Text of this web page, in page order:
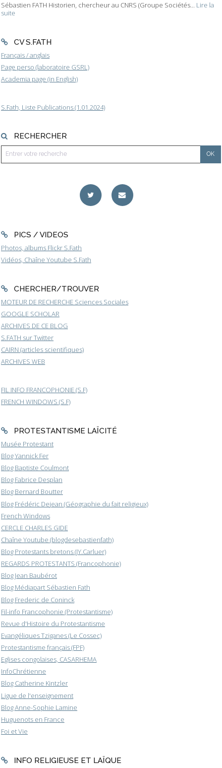
Sébastien FATH Historien, chercheur au CNRS (Groupe Sociétés... Lire la
suite
CV S.FATH
Français / anglais
Page perso (laboratoire GSRL)
Academia page (in English)
S.Fath, Liste Publications (1.01.2024)
RECHERCHER
PICS / VIDEOS
Photos, albums Flickr S.Fath
Vidéos, Chaîne Youtube S.Fath
CHERCHER/TROUVER
MOTEUR DE RECHERCHE Sciences Sociales
GOOGLE SCHOLAR
ARCHIVES DE CE BLOG
S.FATH sur Twitter
CAIRN (articles scientifiques)
ARCHIVES WEB
FIL INFO FRANCOPHONIE (S.F)
FRENCH WINDOWS (S.F)
PROTESTANTISME LAÏCITÉ
Musée Protestant
Blog Yannick Fer
Blog Baptiste Coulmont
Blog Fabrice Desplan
Blog Bernard Boutter
Blog Frédéric Dejean (Géographie du fait religieux)
French Windows
CERCLE CHARLES GIDE
Chaîne Youtube (blogdesebastienfath)
Blog Protestants bretons (JY.Carluer)
REGARDS PROTESTANTS (Francophonie)
Blog Jean Baubérot
Blog Médiapart Sébastien Fath
Blog Frederic de Coninck
Fil-info Francophonie (Protestantisme)
Revue d'Histoire du Protestantisme
Evangéliques Tziganes (Le Cossec)
Protestantisme français (FPF)
Eglises congolaises, CASARHEMA
InfoChrétienne
Blog Catherine Kintzler
Ligue de l'enseignement
Blog Anne-Sophie Lamine
Huguenots en France
Foi et Vie
INFO RELIGIEUSE ET LAÏQUE